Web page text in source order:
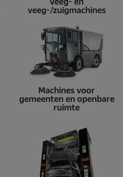
veeg-/zuigmachines
Machines voor
gemeenten en openbare
ruimte